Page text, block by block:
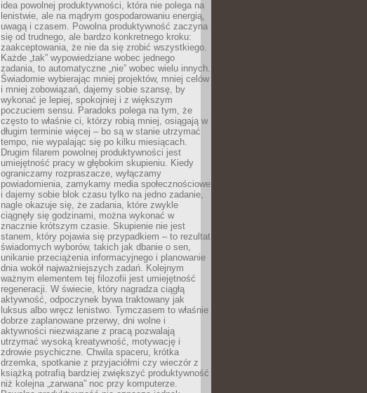
idea powolnej produktywności, która nie polega na
lenistwie, ale na mądrym gospodarowaniu energią,
uwagą i czasem. Powolna produktywność zaczyna
się od trudnego, ale bardzo konkretnego kroku:
zaakceptowania, że nie da się zrobić wszystkiego.
Każde „tak” wypowiedziane wobec jednego
zadania, to automatyczne „nie” wobec wielu innych.
Świadomie wybierając mniej projektów, mniej celów
i mniej zobowiązań, dajemy sobie szansę, by
wykonać je lepiej, spokojniej i z większym
poczuciem sensu. Paradoks polega na tym, że
często to właśnie ci, którzy robią mniej, osiągają w
długim terminie więcej – bo są w stanie utrzymać
tempo, nie wypalając się po kilku miesiącach.
Drugim filarem powolnej produktywności jest
umiejętność pracy w głębokim skupieniu. Kiedy
ograniczamy rozpraszacze, wyłączamy
powiadomienia, zamykamy media społecznościowe
i dajemy sobie blok czasu tylko na jedno zadanie,
nagle okazuje się, że zadania, które zwykle
ciągnęły się godzinami, można wykonać w
znacznie krótszym czasie. Skupienie nie jest
stanem, który pojawia się przypadkiem – to rezultat
świadomych wyborów, takich jak dbanie o sen,
unikanie przeciążenia informacyjnego i planowanie
dnia wokół najważniejszych zadań. Kolejnym
ważnym elementem tej filozofii jest umiejętność
regeneracji. W świecie, który nagradza ciągłą
aktywność, odpoczynek bywa traktowany jak
luksus albo wręcz lenistwo. Tymczasem to właśnie
dobrze zaplanowane przerwy, dni wolne i
aktywności niezwiązane z pracą pozwalają
utrzymać wysoką kreatywność, motywację i
zdrowie psychiczne. Chwila spaceru, krótka
drzemka, spotkanie z przyjaciółmi czy wieczór z
książką potrafią bardziej zwiększyć produktywność
niż kolejna „zarwana” noc przy komputerze.